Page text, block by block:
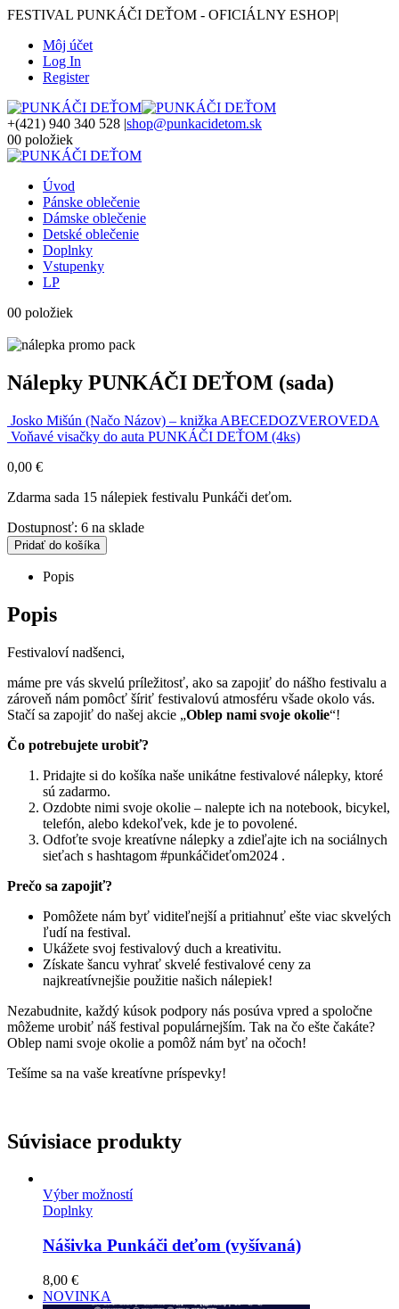
FESTIVAL PUNKÁČI DEŤOM - OFICIÁLNY ESHOP|
Môj účet
Log In
Register
+(421) 940 340 528 |shop@punkacidetom.sk
00 položiek
Úvod
Pánske oblečenie
Dámske oblečenie
Detské oblečenie
Doplnky
Vstupenky
LP
00 položiek
Nálepky PUNKÁČI DEŤOM (sada)
Josko Mišún (Načo Názov) – knižka ABECEDOZVEROVEDA
Voňavé visačky do auta PUNKÁČI DEŤOM (4ks)
0,00 €
Zdarma sada 15 nálepiek festivalu Punkáči deťom.
Dostupnosť: 6 na sklade
Pridať do košíka
Popis
Popis
Festivaloví nadšenci,
máme pre vás skvelú príležitosť, ako sa zapojiť do nášho festivalu a
zároveň nám pomôcť šíriť festivalovú atmosféru všade okolo vás.
Stačí sa zapojiť do našej akcie „Oblep nami svoje okolie“!
Čo potrebujete urobiť?
Pridajte si do košíka naše unikátne festivalové nálepky, ktoré
sú zadarmo.
Ozdobte nimi svoje okolie – nalepte ich na notebook, bicykel,
telefón, alebo kdekoľvek, kde je to povolené.
Odfoťte svoje kreatívne nálepky a zdieľajte ich na sociálnych
sieťach s hashtagom #punkáčideťom2024 .
Prečo sa zapojiť?
Pomôžete nám byť viditeľnejší a pritiahnuť ešte viac skvelých
ľudí na festival.
Ukážete svoj festivalový duch a kreativitu.
Získate šancu vyhrať skvelé festivalové ceny za
najkreatívnejšie použitie našich nálepiek!
Nezabudnite, každý kúsok podpory nás posúva vpred a spoločne
môžeme urobiť náš festival populárnejším. Tak na čo ešte čakáte?
Oblep nami svoje okolie a pomôž nám byť na očoch!
Tešíme sa na vaše kreatívne príspevky!
Súvisiace produkty
Výber možností
Doplnky
Nášivka Punkáči deťom (vyšívaná)
8,00 €
NOVINKA